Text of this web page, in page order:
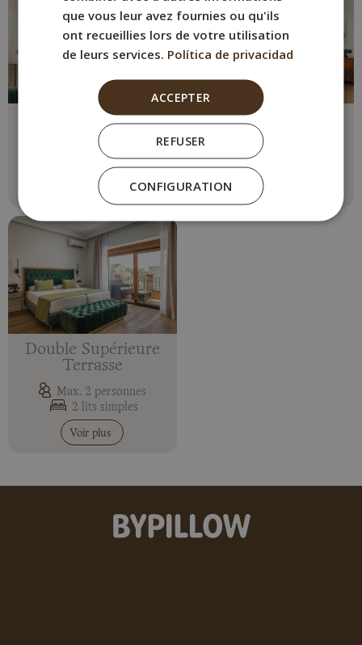
Chambre Twin
Max. 2 personnes
2 lits simples
Voir plus
Double Supérieure
Max. 2 personnes
2 lits simples
Voir plus
Double Supérieure
Terrasse
Max. 2 personnes
2 lits simples
Voir plus
que vous leur avez fournies ou qu'ils
ont recueillies lors de votre utilisation
de leurs services. Política de privacidad
ACCEPTER
REFUSER
CONFIGURATION